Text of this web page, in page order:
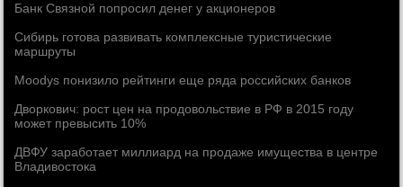
Банк Связной попросил денег у акционеров
Сибирь готова развивать комплексные туристические
маршруты
Moodys понизило рейтинги еще ряда российских банков
Дворкович: рост цен на продовольствие в РФ в 2015 году
может превысить 10%
ДВФУ заработает миллиард на продаже имущества в центре
Владивостока